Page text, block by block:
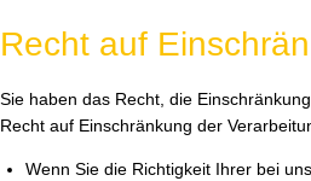
Recht auf
Sie haben das Recht, die
Recht auf Einschränkung der
Wenn Sie die Richtigkeit Ihrer bei